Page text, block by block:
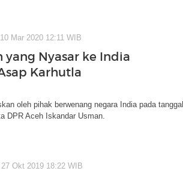
Mar 2020 12:11 WIB
yang Nyasar ke India
Karhutla
oleh pihak berwenang negara India pada tanggal
DPR Aceh Iskandar Usman.
27 Okt 2019 18:22 WIB